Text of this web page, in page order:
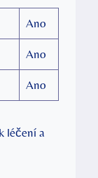
Ano
Ano
Ano